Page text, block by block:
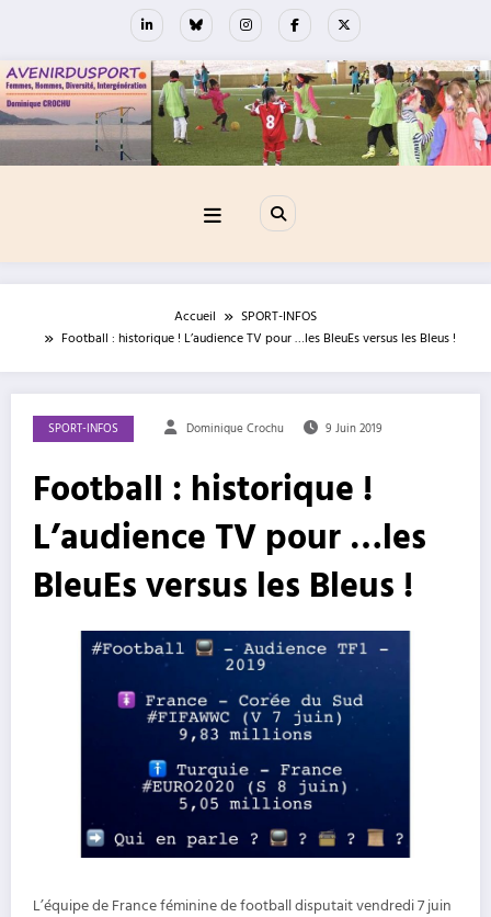
Accueil
SPORT-INFOS
Football : historique ! L’audience TV pour …les BleuEs versus les Bleus !
SPORT-INFOS Dominique Crochu 9 Juin 2019
Football : historique !
L’audience TV pour …les
BleuEs versus les Bleus !
L’équipe de France féminine de football disputait vendredi 7 juin